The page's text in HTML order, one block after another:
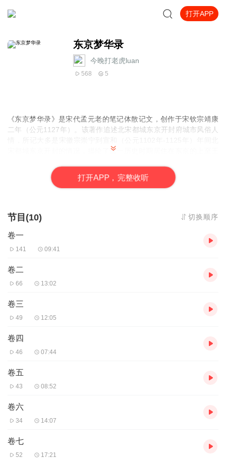
打开APP
东京梦华录
今晚打老虎luan
568 5
《东京梦华录》是宋代孟元老的笔记体散记文，创作于宋钦宗靖康
二年（公元1127年）。该著作追述 北宋都城东京 开封府城市风俗人
的情况，描绘了这一历史时期居住在东京的上至王
活、经济文化的一部重要的历史文献古籍。《东京梦华录》所记述
的，从都城的范围到皇宫建筑，从官署的处所到城内的街坊，从饮
的城市生活。
创作背景：
长驱中原、直捣汴京，掳掠徽、钦二帝及太妃、太子、宗室三千
人，辇毂繁华、壮丽辉煌的宋都顷刻间烟消灰灭，宗庙毁废，北宋
动着汴梁的富华景象，依依不尽地频频回首那餍足人心的生活。孟
元老怀着对往昔的无限眷念和对现实的无限伤感，撰《东京梦华
录》，书首冠以序文。
打开APP，完整收听
节目(10) 切换顺序
卷一
141 09:41
卷二
66 13:02
卷三
49 12:05
卷四
46 07:44
卷五
43 08:52
卷六
34 14:07
卷七
52 17:21